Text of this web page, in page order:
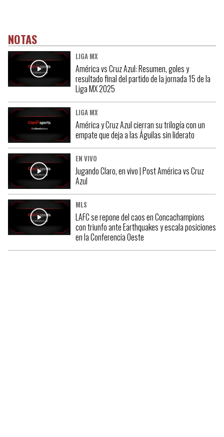
NOTAS
LIGA MX
América vs Cruz Azul: Resumen, goles y
resultado final del partido de la jornada 15 de la
Liga MX 2025
LIGA MX
América y Cruz Azul cierran su trilogía con un
empate que deja a las Águilas sin liderato
EN VIVO
Jugando Claro, en vivo | Post América vs Cruz
Azul
MLS
LAFC se repone del caos en Concachampions
con triunfo ante Earthquakes y escala posiciones
en la Conferencia Oeste